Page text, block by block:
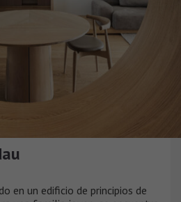
en un edificio de principios de